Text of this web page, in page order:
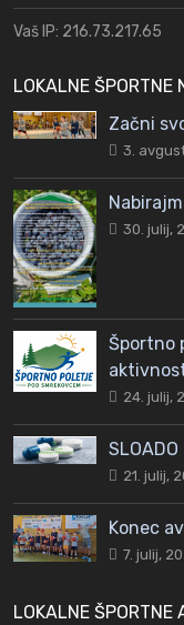
Vaš IP: 216.73.217.65
LOKALNE ŠPORTNE
Začni
3.
30. julij,
Športno
24. julij,
SLOADO
21. julij,
Konec
7. julij,
LOKALNE ŠPORTNE